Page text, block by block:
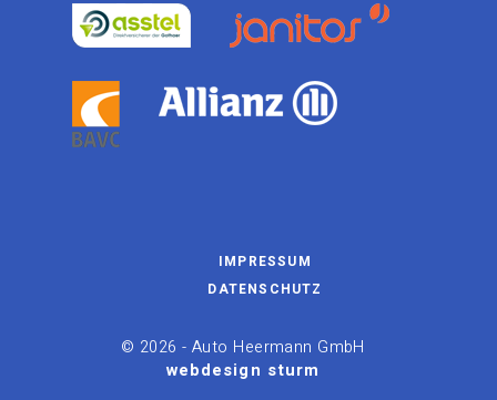
IMPRESSUM
DATENSCHUTZ
© 2026 - Auto Heermann GmbH
webdesign sturm